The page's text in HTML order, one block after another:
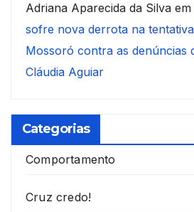
Adriana Aparecida da Silva em
sofre nova derrota na
Mossoró contra as denúncias
Cláudia Aguiar
Categorias
Comportamento
Cruz credo!